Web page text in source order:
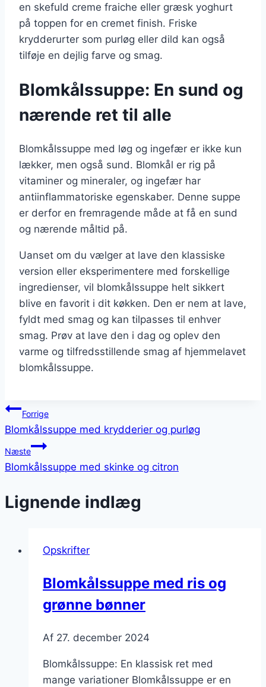
en skefuld creme fraiche eller græsk yoghurt
på toppen for en cremet finish. Friske
krydderurter som purløg eller dild kan også
tilføje en dejlig farve og smag.
Blomkålssuppe: En sund og
nærende ret til alle
Blomkålssuppe med løg og ingefær er ikke kun
lækker, men også sund. Blomkål er rig på
vitaminer og mineraler, og ingefær har
antiinflammatoriske egenskaber. Denne suppe
er derfor en fremragende måde at få en sund
og nærende måltid på.
Uanset om du vælger at lave den klassiske
version eller eksperimentere med forskellige
ingredienser, vil blomkålssuppe helt sikkert
blive en favorit i dit køkken. Den er nem at lave,
fyldt med smag og kan tilpasses til enhver
smag. Prøv at lave den i dag og oplev den
varme og tilfredsstillende smag af hjemmelavet
blomkålssuppe.
Indlægsnavigation
Forrige
Blomkålssuppe med krydderier og purløg
Næste
Blomkålssuppe med skinke og citron
Lignende indlæg
Opskrifter
Blomkålssuppe med ris og
grønne bønner
Af 27. december 2024
Blomkålssuppe: En klassisk ret med
mange variationer Blomkålssuppe er en